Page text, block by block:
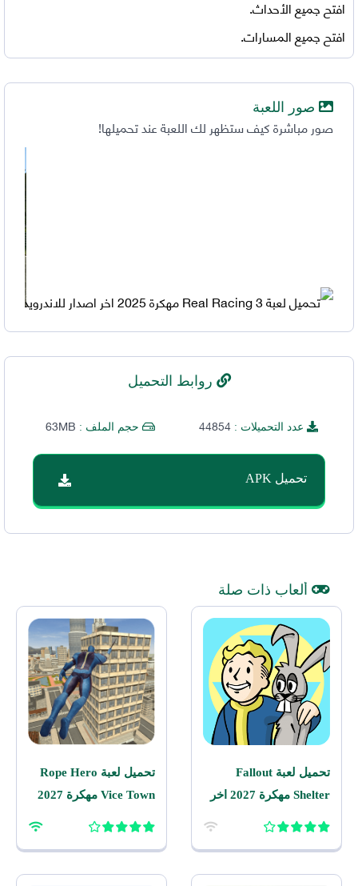
افتح جميع الأحداث.
افتح جميع المسارات.
صور اللعبة
صور مباشرة كيف ستظهر لك اللعبة عند تحميلها!
روابط التحميل
عدد التحميلات :44854 حجم الملف : 63MB
تحميل APK
ألعاب ذات صلة
تحميل لعبة Fallout
Shelter مهكرة 2027 اخر
تحميل لعبة Rope Hero
Vice Town مهكرة 2027